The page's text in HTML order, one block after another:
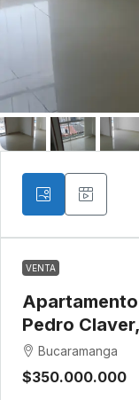
VENTA
Pedro
Bucaramanga
$350.000.000